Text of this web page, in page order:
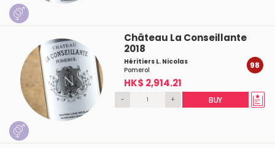
Château La Conseillante
2018
Héritiers L. Nicolas
Pomerol
HK$ 2,914.21
98
- + BUY